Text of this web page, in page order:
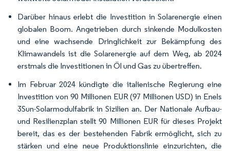
Darüber hinaus erlebt die Investition in Solarenergie einen
globalen Boom. Angetrieben durch sinkende Modulkosten
und eine wachsende Dringlichkeit zur Bekämpfung des
Klimawandels ist die Solarenergie auf dem Weg, ab 2024
erstmals die Investitionen in Öl und Gas zu übertreffen.
Im Februar 2024 kündigte die italienische Regierung eine
Investition von 90 Millionen EUR (97 Millionen USD) in Enels
3Sun-Solarmodulfabrik in Sizilien an. Der Nationale Aufbau-
und Resilienzplan stellt 90 Millionen EUR für dieses Projekt
bereit, das es der bestehenden Fabrik ermöglicht, sich zu
stärken und eine neue Produktionslinie einzurichten, die